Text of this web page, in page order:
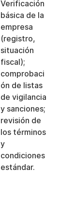
Verificación
básica de la
empresa
(registro,
situación
fiscal);
comprobaci
ón de listas
de vigilancia
y sanciones;
revisión de
los términos
y
condiciones
estándar.